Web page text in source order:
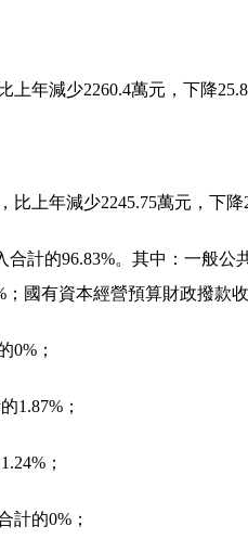
上年減少2260.4萬元，下降
比上年減少2245.75萬元，下降
合計的96.83%。其中：一般
國有資本經營預算財政撥款
0%；
1.87%；
；
計的0%；